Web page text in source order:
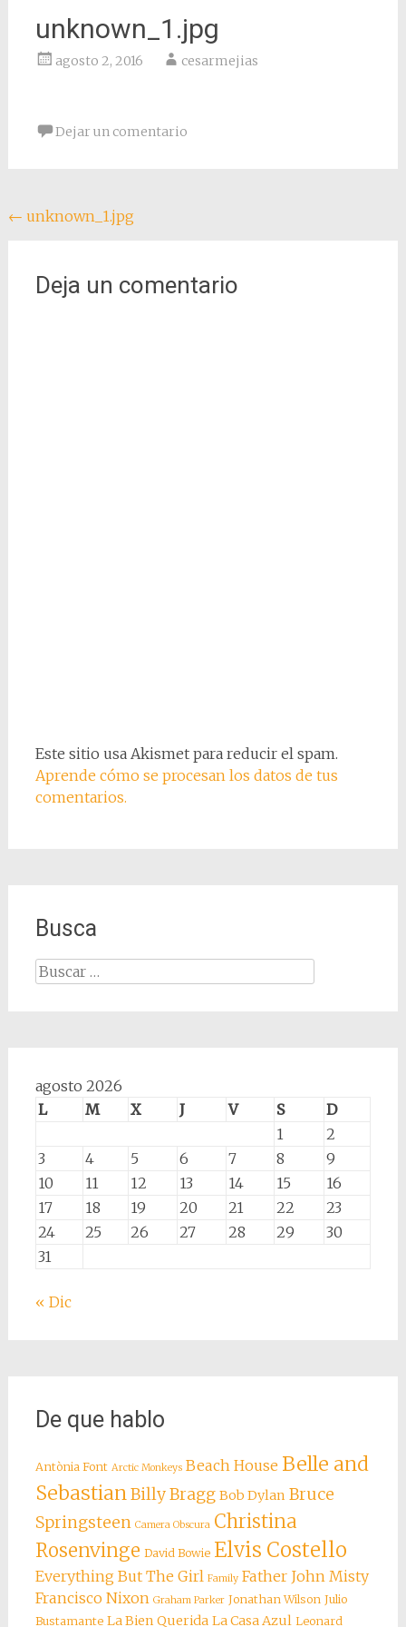
unknown_1.jpg
agosto 2, 2016 cesarmejias
Dejar un comentario
Navegación
entradas
← unknown_1.jpg
Deja un comentario
Este sitio usa Akismet para reducir el spam.
Aprende cómo se procesan los datos de tus
comentarios.
Busca
Buscar:
agosto 2026
L
M X J V S
D
1
2
3
4 5 6 7 8
9
10
11 12 13 14 15
16
17
18 19 20 21 22
23
24
25 26 27 28 29
30
31
« Dic
De que hablo
Antònia Font Arctic Monkeys Beach House Belle and
SebastianBilly Bragg Bob Dylan Bruce
Springsteen Camera Obscura Christina
Rosenvinge David Bowie Elvis Costello
Everything But The Girl Family Father John Misty
Francisco Nixon Graham Parker Jonathan Wilson Julio
Bustamante La Bien Querida La Casa Azul Leonard